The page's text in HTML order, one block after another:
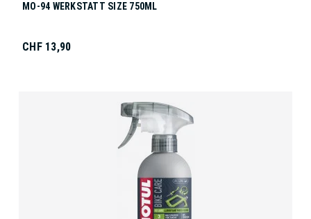
MO-94 WERKSTATT SIZE 750ML
CHF 13,90